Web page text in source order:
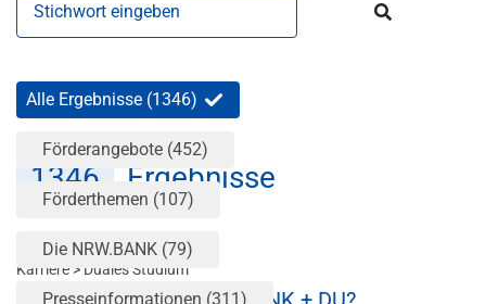
Stichwort eingeben
Suchen
Alle Ergebnisse (1346)
Förderangebote (452)
Förderthemen (107)
Die NRW.BANK (79)
Presseinformationen (311)
1346 Ergebnisse
Karriere > Duales Studium